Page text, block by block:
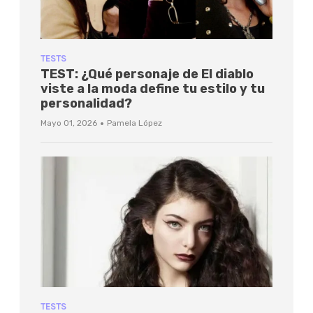
TESTS
TEST: ¿Qué personaje de El diablo
viste a la moda define tu estilo y tu
personalidad?
Mayo 01, 2026 · Pamela López
TESTS